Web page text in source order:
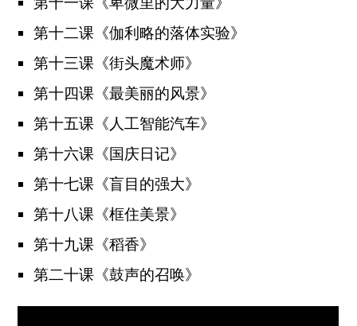
第十二课《伽利略的落体实验》
第十三课《街头魔术师》
第十四课《最美丽的风景》
第十五课《人工智能汽车》
第十六课《国庆日记》
第十七课《盲目的强大》
第十八课《框住美景》
第十九课《稻香》
第二十课《鼓声的召唤》